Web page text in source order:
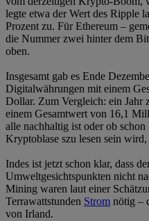
legte etwa der Wert des Ripple
Prozent zu. Für Ethereum –
die Nummer zwei hinter dem
oben.
Insgesamt gab es Ende
Digitalwährungen mit einem
Dollar. Zum Vergleich: ein Jahr
einem Gesamtwert von 16,1
alle nachhaltig ist oder ob
Kryptoblase szu lesen sein
Indes ist jetzt schon klar, dass
Umweltgesichtspunkten nicht
Mining waren laut einer
Terrawattstunden Strom nötig –
von Irland.